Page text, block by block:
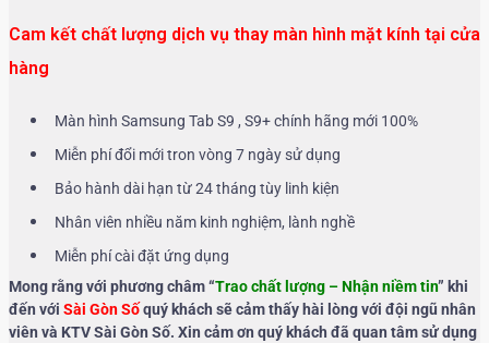
Cam kết chất lượng dịch vụ thay màn hình mặt kính tại cửa
hàng
Màn hình Samsung Tab S9 , S9+ chính hãng mới 100%
Miễn phí đổi mới tron vòng 7 ngày sử dụng
Bảo hành dài hạn từ 24 tháng tùy linh kiện
Nhân viên nhiều năm kinh nghiệm, lành nghề
Miễn phí cài đặt ứng dụng
Mong rằng với phương châm “Trao chất lượng – Nhận niềm tin” khi
đến với Sài Gòn Sốquý khách sẽ cảm thấy hài lòng với đội ngũ nhân
viên và KTV Sài Gòn Số. Xin cảm ơn quý khách đã quan tâm sử dụng